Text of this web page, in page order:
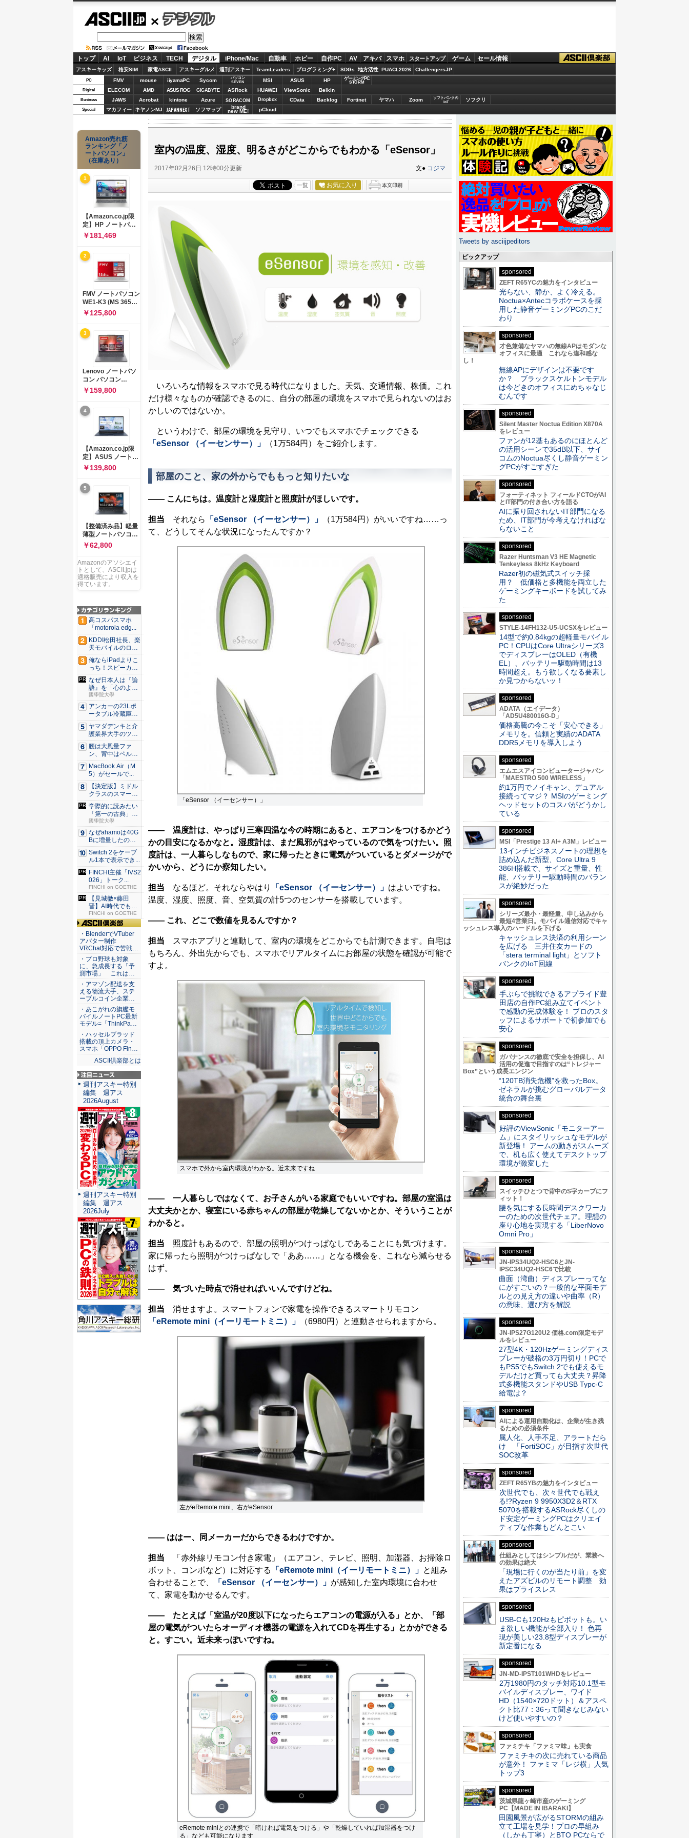
デジタル
トップ AI IoT ビジネス TECH デジタル iPhone/Mac 自動車 ホビー 自作PC AV アキバ スマホ スタートアップ ゲーム セール情報
アスキーキッズ 格安SIM 家電ASCII アスキーグルメ 週刊アスキー TeamLeaders プログラミング+ SDGs 地方活性 PUACL2026 ChallengersJP
PC FMV mouse iiyamaPC Sycom
パソコン
SEVEN
MSI ASUS HP ゲーミングPC
STORM
Digital ELECOM AMD ASUS ROG GIGABYTE ASRock HUAWEI ViewSonic Belkin
Business JAWS Acrobat kintone Azure SORACOM Dropbox CData Backlog Fortinet ヤマハ Zoom
ソフトバンクの
IoT
ソフクリ
Special マカフィー キヤノンMJ JAPANNEXT ソフマップ brand
new ME! pCloud
室内の温度、湿度、明るさがどこからでもわかる「eSensor」
2017年02月26日 12時00分更新 文● コジマ
一覧 お気に入り
いろいろな情報をスマホで見る時代になりました。天気、交通情報、株価。これ
だけ様々なものが確認できるのに、自分の部屋の環境をスマホで見られないのはお
かしいのではないか。
というわけで、部屋の環境を見守り、いつでもスマホでチェックできる
「eSensor （イーセンサー）」
（1万584円）をご紹介します。
部屋のこと、家の外からでももっと知りたいな
―― こんにちは。温度計と湿度計と照度計がほしいです。
担当 それなら 「eSensor （イーセンサー）」
（1万584円）がいいですね……っ
て、どうしてそんな状況になったんですか？
「eSensor （イーセンサー）」
―― 温度計は、やっぱり三寒四温な今の時期にあると、エアコンをつけるかどう
かの目安になるかなと。湿度計は、まだ風邪がはやっているので気をつけたい。照
度計は、一人暮らしなもので、家に帰ったときに電気がついているとダメージがで
かいから、どうにか察知したい。
担当 なるほど。それならやはり 「eSensor （イーセンサー）」 はよいですね。
温度、湿度、照度、音、空気質の計5つのセンサーを搭載しています。
―― これ、どこで数値を見るんですか？
担当 スマホアプリと連動して、室内の環境をどこからでも計測できます。自宅は
もちろん、外出先からでも、スマホでリアルタイムにお部屋の状態を確認が可能で
すよ。
スマホで外から室内環境がわかる。近未来ですね
―― 一人暮らしではなくて、お子さんがいる家庭でもいいですね。部屋の室温は
大丈夫かとか、寝室にいる赤ちゃんの部屋が乾燥してないかとか、そういうことが
わかると。
担当 照度計もあるので、部屋の照明がつけっぱなしであることにも気づけます。
家に帰ったら照明がつけっぱなしで「ああ……」となる機会を、これなら減らせる
はず。
―― 気づいた時点で消せればいいんですけどね。
担当 消せますよ。スマートフォンで家電を操作できるスマートリモコン
「eRemote mini（イーリモートミニ）」
（6980円）と連動させられますから。
左がeRemote mini、右がeSensor
―― ははー、同メーカーだからできるわけですか。
担当 「赤外線リモコン付き家電」（エアコン、テレビ、照明、加湿器、お掃除ロ
ボット、コンポなど）に対応する
「eRemote mini（イーリモートミニ）」 と組み
合わせることで、
「eSensor （イーセンサー）」 が感知した室内環境に合わせ
て、家電を動かせるんです。
―― たとえば「室温が20度以下になったらエアコンの電源が入る」とか、「部
屋の電気がついたらオーディオ機器の電源を入れてCDを再生する」とかができる
と。すごい。近未来っぽいですね。
eRemote miniとの連携で「暗ければ電気をつける」や「乾燥していれば加湿器をつけ
る」なども可能になります
Amazon売れ筋
ランキング「ノ
ートパソコン」
（在庫あり）
1
【Amazon.co.jp限
定】HP ノートパソ
コン 15-fd 15.6イン
チ インテル Core 5
120U メモリ16GB
SSD512GB
Windows 11
Microsoft Office
2024搭載 WPS
Office搭載 カメラシ
ャッター 指紋認証 薄
型 Copilotキー搭載
ナチュラルシルバー
￥181,469
2
FMV ノートパソコン
WE1-K3 (MS 365
Personal/Copilotキ
ー搭載/Win 11/15.6
型/Core
i5/16GB/SSD
512GB/ホワイト)
FMVWK3E15W_AZ
￥125,800
3
Lenovo ノートパソ
コン パソコン
IdeaPad Slim 3 14.0
インチ AMD
Ryzen™ 5 8640HS
メモリ16GB
SSD512GB
Microsoft 365 試用
版 Windows11 バッ
テリー駆動12.6時間
重量1.39kg ルナグレ
ー 83K9003JJP ノー
トPC
￥159,800
4
【Amazon.co.jp限
定】ASUS ノートパ
ソコン Vivobook 15
M1502NAQ 15.6イ
ンチ AMD Ryzen 7
170 メモリ16GB
SSD 512GB
Microsoft 365
Personal (24か月版)
搭載 Windows 11 重
量1.7kg Wi-Fi 6E ク
ワイエットブルー
M1502NAQ-
￥139,800
5
【整備済み品】軽量
薄型ノートパソコン
dynabook G83 ■
13.3型
FHD(1920x1080) -
高性能第11世代Core
i5-1135G7 - メモリ
16GB - SSD 256GB
USB Type-C - MS
Office 2021 - Win11
搭載
￥62,800
Amazonのアソシエイ
トとして、ASCII.jpは
適格販売により収入を
得ています。
高コスパスマホ
「motorola edg...
KDDI松田社長、楽
天モバイルのロー
ミン...
俺ならiPadよりこ
っち！スピーカー
9個...
なぜ日本人は『論
語』を「心のより
どころ」...
國學院大學
アンカーの23Lポ
ータブル冷蔵庫が
Ama...
ヤマダデンキと介
護業界大手のツク
イが協業...
腰は大風量ファ
ン、背中はペルチ
ェ冷却。ダ...
MacBook Air（M
5）がセールで...
【決定版】ミドル
クラスのスマート
フォンの...
学際的に読みたい
「第一の古典」日
本書紀
國學院大學
なぜahamoは40G
Bに増量したの
か ...
Switch 2をケーブ
ル1本で表示でき...
FINCHI主催「IVS2
026」トーク...
FINCHI on GOETHE
【見城徹×藤田
晋】AI時代でも変
わらない...
FINCHI on GOETHE
ASCII倶楽部
・BlenderでVTuber
アバター制作
VRChat対応で苦戦…
・プロ野球も対象
に、急成長する「予
測市場」 これは…
・アマゾン配送を支
える物流大手、ステ
ーブルコイン企業…
・あこがれの旗艦モ
バイルノートPC最新
モデル=「ThinkPa…
・ハッセルブラッド
搭載の頂上カメラ・
スマホ「OPPO Fin…
ASCII倶楽部とは
注目ニュース
週刊アスキー特別
編集 週アス
2026August
週刊アスキー特別
編集 週アス
2026July
Tweets by asciijpeditors
ピックアップ
sponsored
ZEFT R65YCの魅力をインタビュー
光らない、静か、よく冷える。
Noctua×Antecコラボケースを採
用した静音ゲーミングPCのこだ
わり
sponsored
才色兼備なヤマハの無線APはモダンな
オフィスに最適 これなら違和感な
し！
無線APにデザインは不要です
か？ ブラックスケルトンモデル
は今どきのオフィスにめちゃなじ
むんです
sponsored
Silent Master Noctua Edition X870A
をレビュー
ファンが12基もあるのにほとんど
の活用シーンで35dB以下、サイ
コムのNoctua尽くし静音ゲーミン
グPCがすごすぎた
sponsored
フォーティネット フィールドCTOがAI
とIT部門の付き合い方を語る
AIに振り回されないIT部門になる
ため、IT部門が今考えなければな
らないこと
sponsored
Razer Huntsman V3 HE Magnetic
Tenkeyless 8kHz Keyboard
Razer初の磁気式スイッチ採
用？ 低価格と多機能を両立した
ゲーミングキーボードを試してみ
た
sponsored
STYLE-14FH132-U5-UCSXをレビュー
14型で約0.84kgの超軽量モバイル
PC！CPUはCore Ultraシリーズ3
でディスプレーはOLED（有機
EL）、バッテリー駆動時間は13
時間超え。もう欲しくなる要素し
か見つからないッ！
sponsored
ADATA（エイデータ）
「AD5U480016G-D」
価格高騰の今こそ「安心できる」
メモリを。信頼と実績のADATA
DDR5メモリを導入しよう
sponsored
エムエスアイコンピュータージャパン
「MAESTRO 500 WIRELESS」
約1万円でノイキャン、デュアル
接続ってマジ？ MSIのゲーミング
ヘッドセットのコスパがどうかし
ている
sponsored
MSI「Prestige 13 AI+ A3M」レビュー
13インチビジネスノートの理想を
詰め込んだ新型、Core Ultra 9
386H搭載で、サイズと重量、性
能、バッテリー駆動時間のバラン
スが絶妙だった
sponsored
シリーズ最小・最軽量、申し込みから
最短4営業日。モバイル通信対応でキャ
ッシュレス導入のハードルを下げる
キャッシュレス決済の利用シーン
を広げる 三井住友カードの
「stera terminal light」とソフト
バンクのIoT回線
sponsored
手ぶらで挑戦できるアプライド豊
田店の自作PC組み立てイベント
で感動の完成体験を！ プロのスタ
ッフによるサポートで初参加でも
安心
sponsored
ガバナンスの徹底で安全を担保し、AI
活用の促進で目指すのは“トレジャー
Box”という成長エンジン
“120TB消失危機”を救ったBox。
ゼネラルが挑むグローバルデータ
統合の舞台裏
sponsored
好評のViewSonic「モニターアー
ム」にスタイリッシュなモデルが
新登場！ アームの動きがスムーズ
で、机も広く使えてデスクトップ
環境が激変した
sponsored
スイッチひとつで背中のS字カーブにフ
ィット！
腰を気にする長時間デスクワーカ
ーのための次世代チェア。理想の
座り心地を実現する「LiberNovo
Omni Pro」
sponsored
JN-IPS34UQ2-HSC6とJN-
IPSC34UQ2-HSC6で比較
曲面（湾曲）ディスプレーってな
にがすごいの？一般的な平面モデ
ルとの見え方の違いや曲率（R）
の意味、選び方を解説
sponsored
JN-IPS27G120U2 価格.com限定モデ
ルをレビュー
27型4K・120Hzゲーミングディス
プレーが破格の3万円切り！PCで
もPS5でもSwitch 2でも使えるモ
デルだけど買っても大丈夫？昇降
式多機能スタンドやUSB Typc-C
給電は？
sponsored
AIによる運用自動化は、企業が生き残
るための必須条件
属人化、人手不足、アラートだら
け 「FortiSOC」が目指す次世代
SOC改革
sponsored
ZEFT R65YBの魅力をインタビュー
次世代でも、次々世代でも戦え
る!?Ryzen 9 9950X3D2＆RTX
5070を搭載するASRock尽くしの
ド安定ゲーミングPCはクリエイ
ティブな作業もどんとこい
sponsored
仕組みとしてはシンプルだが、業務へ
の効果は絶大
「現場に行くのが当たり前」を変
えたアズビルのリモート調整 効
果はプライスレス
sponsored
USB-Cも120Hzもピボットも。い
ま欲しい機能が全部入り！ 色再
現が美しい23.8型ディスプレーが
新定番になる
sponsored
JN-MD-IPST101WHDをレビュー
2万1980円のタッチ対応10.1型モ
バイルディスプレー、ワイド
HD（1540×720ドット）＆アスペ
クト比77：36って聞きなじみない
けど使いやすいの？
sponsored
ファミチキ「ファミマ味」も実食
ファミチキの次に売れている商品
が意外！ ファミマ「レジ横」人気
トップ3
sponsored
茨城県龍ヶ崎市産のゲーミング
PC【MADE IN IBARAKI】
田園風景が広がるSTORMの組み
立て工場を見学！プロの早組み
（しかも丁寧）とBTO PCならで